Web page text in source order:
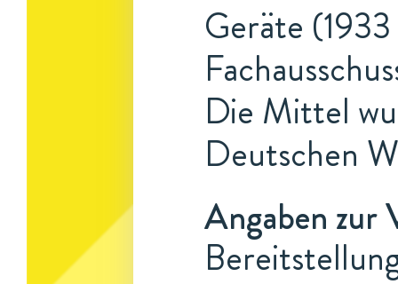
Geräte
Die Mittel
Deutschen
Angaben zur